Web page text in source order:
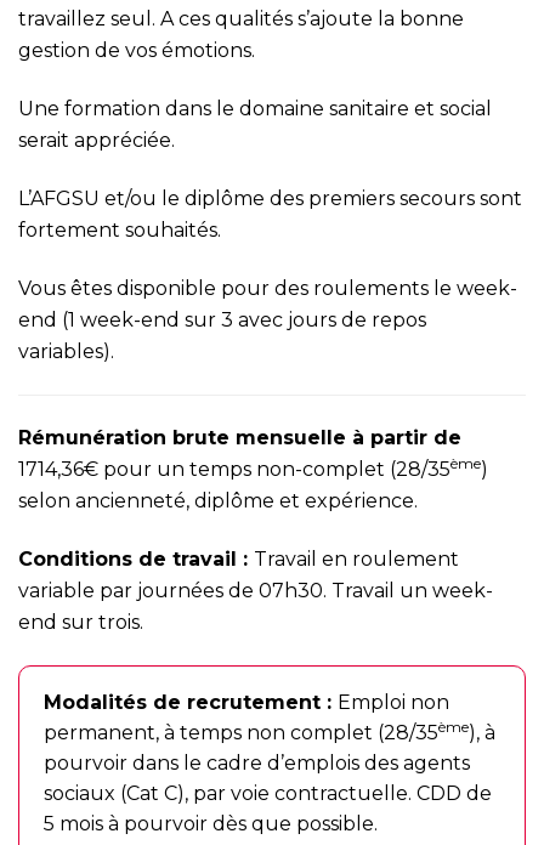
travaillez seul. A ces qualités s’ajoute la bonne
gestion de vos émotions.
Une formation dans le domaine sanitaire et social
serait appréciée.
L’AFGSU et/ou le diplôme des premiers secours sont
fortement souhaités.
Vous êtes disponible pour des roulements le week-
end (1 week-end sur 3 avec jours de repos
variables).
Rémunération brute mensuelle à partir de
1714,36€ pour un temps non-complet (28/35ème)
selon ancienneté, diplôme et expérience.
Conditions de travail : Travail en roulement
variable par journées de 07h30. Travail un week-
end sur trois.
Modalités de recrutement : Emploi non
permanent, à temps non complet (28/35ème), à
pourvoir dans le cadre d’emplois des agents
sociaux (Cat C), par voie contractuelle. CDD de
5 mois à pourvoir dès que possible.